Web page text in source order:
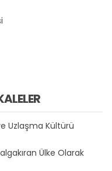
Uzlaşma Kültürü
Ülke Olarak